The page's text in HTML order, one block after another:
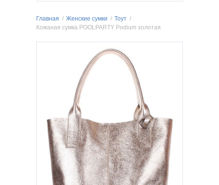
Главная / Женские сумки / Тоут /
Кожаная сумка POOLPARTY Podium золотая